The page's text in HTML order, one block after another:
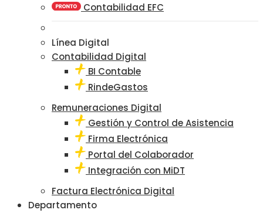
Contabilidad EFC
Línea Digital
Contabilidad Digital
BI Contable
RindeGastos
Remuneraciones Digital
Gestión y Control de Asistencia
Firma Electrónica
Portal del Colaborador
Integración con MiDT
Factura Electrónica Digital
Departamento